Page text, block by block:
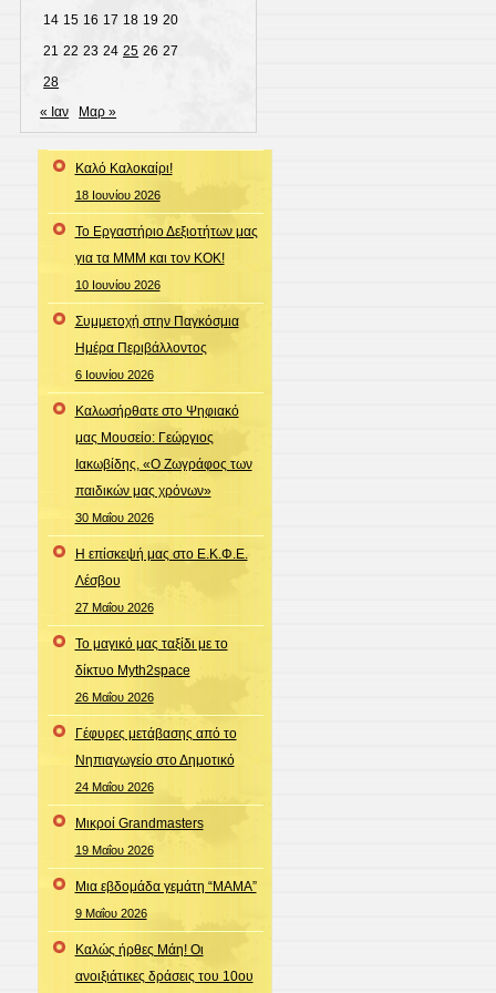
14 15 16 17 18 19 20
21 22 23 24 25 26 27
28
« Ιαν
Μαρ »
Καλό Καλοκαίρι!
18 Ιουνίου 2026
Το Εργαστήριο Δεξιοτήτων μας
για τα ΜΜΜ και τον ΚΟΚ!
10 Ιουνίου 2026
Συμμετοχή στην Παγκόσμια
Ημέρα Περιβάλλοντος
6 Ιουνίου 2026
Καλωσήρθατε στο Ψηφιακό
μας Μουσείο: Γεώργιος
Ιακωβίδης, «Ο Ζωγράφος των
παιδικών μας χρόνων»
30 Μαΐου 2026
Η επίσκεψή μας στο Ε.Κ.Φ.Ε.
Λέσβου
27 Μαΐου 2026
Το μαγικό μας ταξίδι με το
δίκτυο Myth2space
26 Μαΐου 2026
Γέφυρες μετάβασης από το
Νηπιαγωγείο στο Δημοτικό
24 Μαΐου 2026
Μικροί Grandmasters
19 Μαΐου 2026
Μια εβδομάδα γεμάτη “ΜΑΜΑ”
9 Μαΐου 2026
Καλώς ήρθες Μάη! Οι
ανοιξιάτικες δράσεις του 10ου